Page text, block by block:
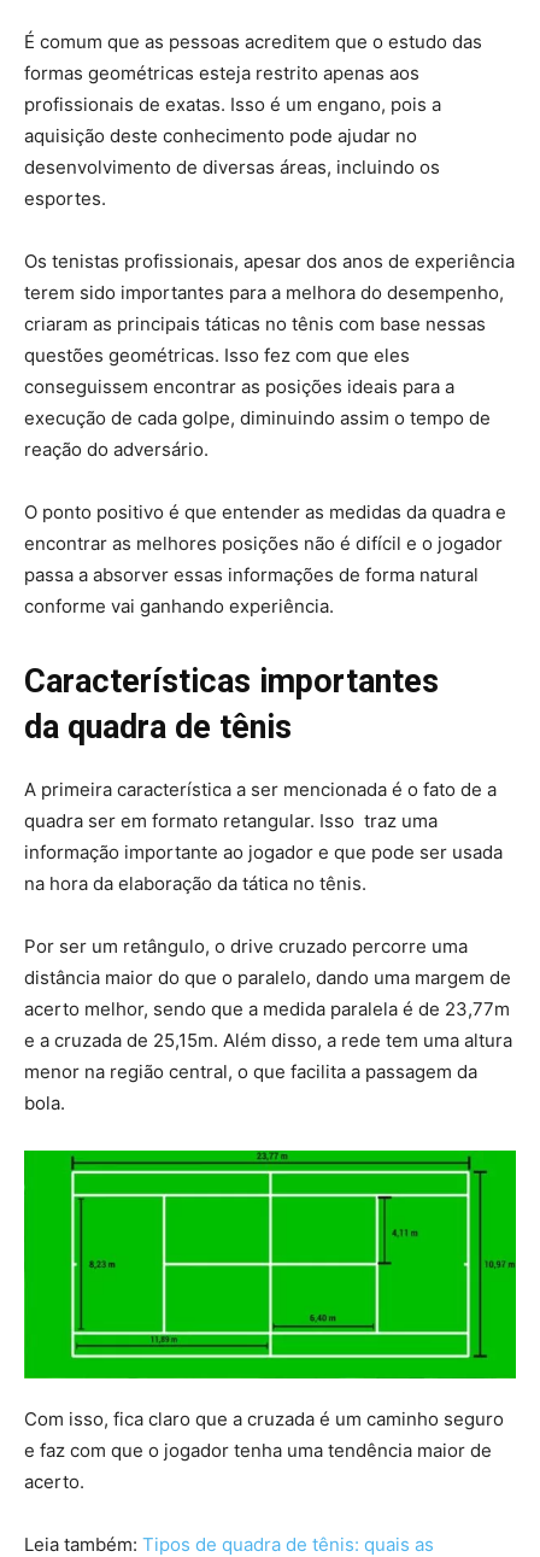
É comum que as pessoas acreditem que o estudo das
formas geométricas esteja restrito apenas aos
profissionais de exatas. Isso é um engano, pois a
aquisição deste conhecimento pode ajudar no
desenvolvimento de diversas áreas, incluindo os
esportes.
Os tenistas profissionais, apesar dos anos de experiência
terem sido importantes para a melhora do desempenho,
criaram as principais táticas no tênis com base nessas
questões geométricas. Isso fez com que eles
conseguissem encontrar as posições ideais para a
execução de cada golpe, diminuindo assim o tempo de
reação do adversário.
O ponto positivo é que entender as medidas da quadra e
encontrar as melhores posições não é difícil e o jogador
passa a absorver essas informações de forma natural
conforme vai ganhando experiência.
Características importantes
da quadra de tênis
A primeira característica a ser mencionada é o fato de a
quadra ser em formato retangular. Isso traz uma
informação importante ao jogador e que pode ser usada
na hora da elaboração da tática no tênis.
Por ser um retângulo, o drive cruzado percorre uma
distância maior do que o paralelo, dando uma margem de
acerto melhor, sendo que a medida paralela é de 23,77m
e a cruzada de 25,15m. Além disso, a rede tem uma altura
menor na região central, o que facilita a passagem da
bola.
Com isso, fica claro que a cruzada é um caminho seguro
e faz com que o jogador tenha uma tendência maior de
acerto.
Leia também: Tipos de quadra de tênis: quais as